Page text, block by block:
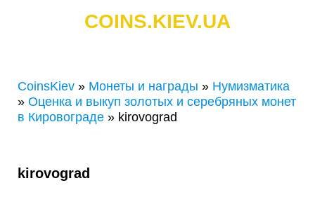
COINS.KIEV.UA
CoinsKiev » Монеты и награды » Нумизматика
» Оценка и выкуп золотых и серебряных монет
в Кировограде » kirovograd
kirovograd